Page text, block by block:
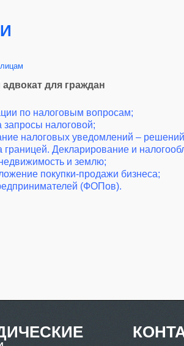
для граждан
по налоговым вопросам;
запросы налоговой;
налоговых уведомлений –
границей. Декларирование и
и землю;
покупки-продажи бизнеса;
(ФОПов).